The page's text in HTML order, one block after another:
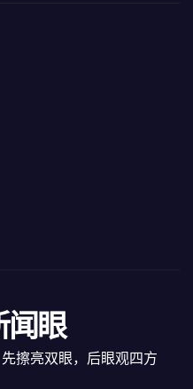
闻眼
擦亮双眼，后眼观四方